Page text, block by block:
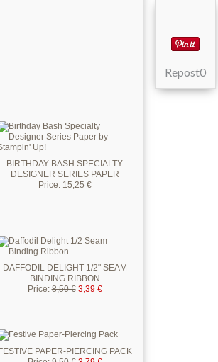
Repost0
BIRTHDAY BASH SPECIALTY
DESIGNER SERIES PAPER
Price: 15,25 €
DAFFODIL DELIGHT 1/2" SEAM
BINDING RIBBON
Price:8,50 € 3,39 €
PAPER-PIERCING PACK